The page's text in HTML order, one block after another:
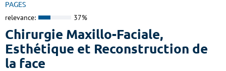
PAGES
relevance: 37%
Chirurgie Maxillo-Faciale,
Esthétique et Reconstruction de
la face